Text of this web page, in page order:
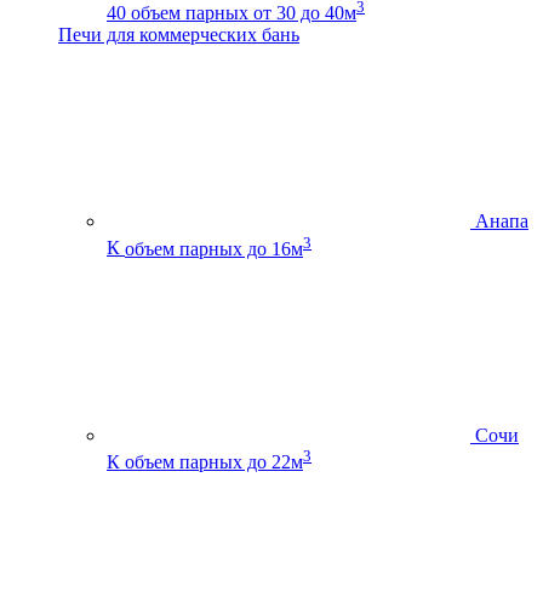
40 объем парных от 30 до 40м3
Печи для коммерческих бань
Анапа
К объем парных до 16м3
Сочи
К объем парных до 22м3